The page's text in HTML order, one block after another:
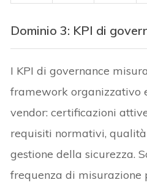
Dominio 3: KPI di
I KPI di governance
framework organizzativo
vendor: certificazioni
requisiti normativi,
gestione della sicurezza.
frequenza di misurazione